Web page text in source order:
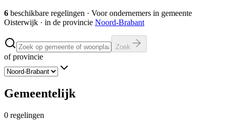
6 beschikbare regelingen · Voor ondernemers in gemeente
Oisterwijk · in de provincie Noord-Brabant
Zoek
of provincie
Gemeentelijk
0 regelingen